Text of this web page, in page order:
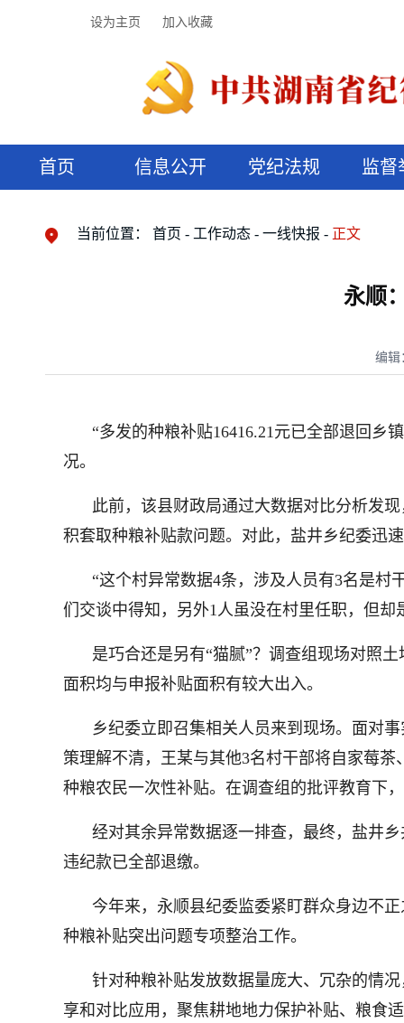
设为主页 加入收藏
首页 信息公开 党纪法规 监督
当前位置： 首页 工作动态 一线快报 正文
永顺
编辑
“多发的种粮补贴16416.21元已全部退回乡
况。
此前，该县财政局通过大数据对比分析发
积套取种粮补贴款问题。对此，盐井乡纪委迅
“这个村异常数据4条，涉及人员有3名是
们交谈中得知，另外1人虽没在村里任职，但却
是巧合还是另有“猫腻”？调查组现场对照
面积均与申报补贴面积有较大出入。
乡纪委立即召集相关人员来到现场。面对
策理解不清，王某与其他3名村干部将自家莓
种粮农民一次性补贴。在调查组的批评教育下
经对其余异常数据逐一排查，最终，盐井
违纪款已全部退缴。
今年来，永顺县纪委监委紧盯群众身边不
种粮补贴突出问题专项整治工作。
针对种粮补贴发放数据量庞大、冗杂的情
享和对比应用，聚焦耕地地力保护补贴、粮食